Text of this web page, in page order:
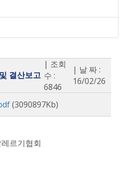
결산보고
| 조회
수 :
6846
| 날 짜 :
16/02/26
(3090897Kb)
르기협회